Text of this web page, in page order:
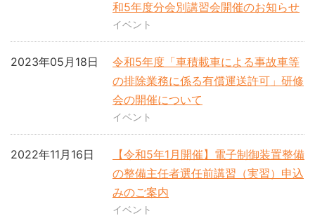
和5年度分会別講習会開催のお知らせ
イベント
令和5年度「車積載車による事故車等
の排除業務に係る有償運送許可」研修
会の開催について
2023年05月18日
イベント
【令和5年1月開催】電子制御装置整備
の整備主任者選任前講習（実習）申込
みのご案内
2022年11月16日
イベント